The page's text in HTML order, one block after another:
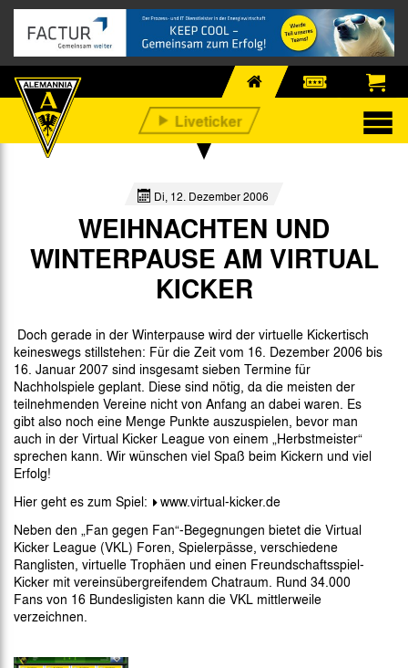
Di, 12. Dezember 2006
WEIHNACHTEN UND
WINTERPAUSE AM VIRTUAL
KICKER
Doch gerade in der Winterpause wird der virtuelle Kickertisch
keineswegs stillstehen: Für die Zeit vom 16. Dezember 2006 bis
16. Januar 2007 sind insgesamt sieben Termine für
Nachholspiele geplant. Diese sind nötig, da die meisten der
teilnehmenden Vereine nicht von Anfang an dabei waren. Es
gibt also noch eine Menge Punkte auszuspielen, bevor man
auch in der Virtual Kicker League von einem „Herbstmeister“
sprechen kann. Wir wünschen viel Spaß beim Kickern und viel
Erfolg!
Hier geht es zum Spiel:
www.virtual-kicker.de
Neben den „Fan gegen Fan“-Begegnungen bietet die Virtual
Kicker League (VKL) Foren, Spielerpässe, verschiedene
Ranglisten, virtuelle Trophäen und einen Freundschaftsspiel-
Kicker mit vereinsübergreifendem Chatraum. Rund 34.000
Fans von 16 Bundesligisten kann die VKL mittlerweile
verzeichnen.